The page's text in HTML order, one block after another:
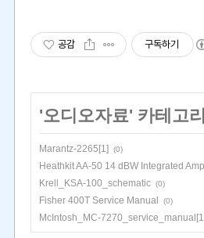
공감 구독하기
'오디오자료' 카테고
Marantz-2265[1] (0)
Heathkit AA-50 14 dBW Integrated
Krell_KSA-100_schematic (0)
Fisher 400T Service Manual (0)
McIntosh_MC-